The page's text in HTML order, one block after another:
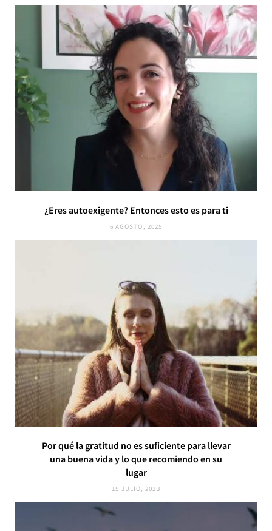
¿Eres autoexigente? Entonces esto es para ti
6 AGOSTO, 2025
Por qué la gratitud no es suficiente para llevar
una buena vida y lo que recomiendo en su
lugar
15 JULIO, 2023